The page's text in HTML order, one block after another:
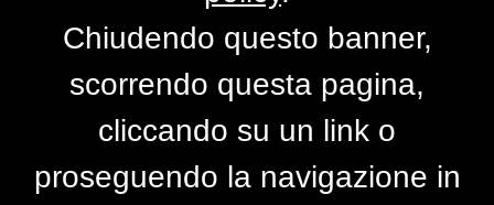
Foto snow
Chiudendo questo banner,
scorrendo questa pagina,
cliccando su un link o
proseguendo la navigazione in